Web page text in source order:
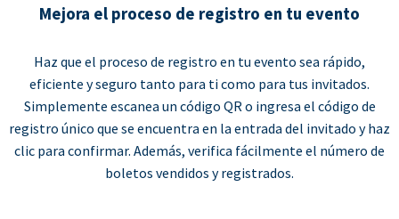
Mejora el proceso de registro en tu evento
Haz que el proceso de registro en tu evento sea rápido,
eficiente y seguro tanto para ti como para tus invitados.
Simplemente escanea un código QR o ingresa el código de
registro único que se encuentra en la entrada del invitado y haz
clic para confirmar. Además, verifica fácilmente el número de
boletos vendidos y registrados.